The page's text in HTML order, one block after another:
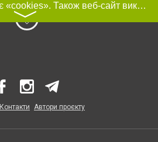
Цей сайт використовує «cookies». Також веб-сайт використовує інтернет-сервіс для збору технічних даних стосовно відвідувачів з метою отримання маркетингової та статистичної інформації. Умови обробки даних відвідувачів сайту див.
〉
Контакти Автори проєкту